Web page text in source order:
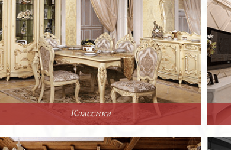
Классика